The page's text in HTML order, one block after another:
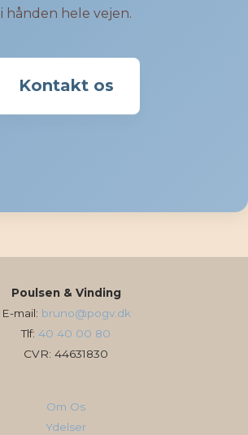
i hånden hele vejen.
Kontakt os
Poulsen & Vinding
E-mail: bruno@pogv.dk
Tlf: 40 40 00 80
CVR: 44631830
Om Os
Ydelser